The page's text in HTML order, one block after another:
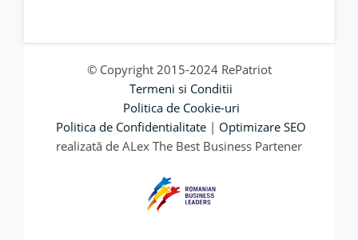
© Copyright 2015-2024 RePatriot
Termeni si Conditii
Politica de Cookie-uri
Politica de Confidentialitate | Optimizare SEO
realizată de ALex The Best Business Partener